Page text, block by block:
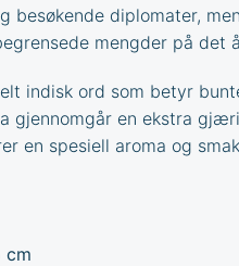
besøkende diplomater,
mengder på det
indisk ord som betyr
gjennomgår en ekstra
en spesiell aroma og
cm